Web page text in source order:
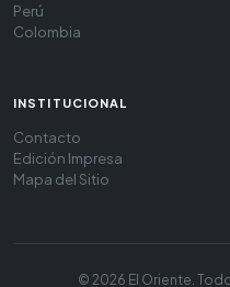
Perú
Colombia
INSTITUCIONAL
Contacto
Edición Impresa
Mapa del Sitio
© 2026 El Oriente.